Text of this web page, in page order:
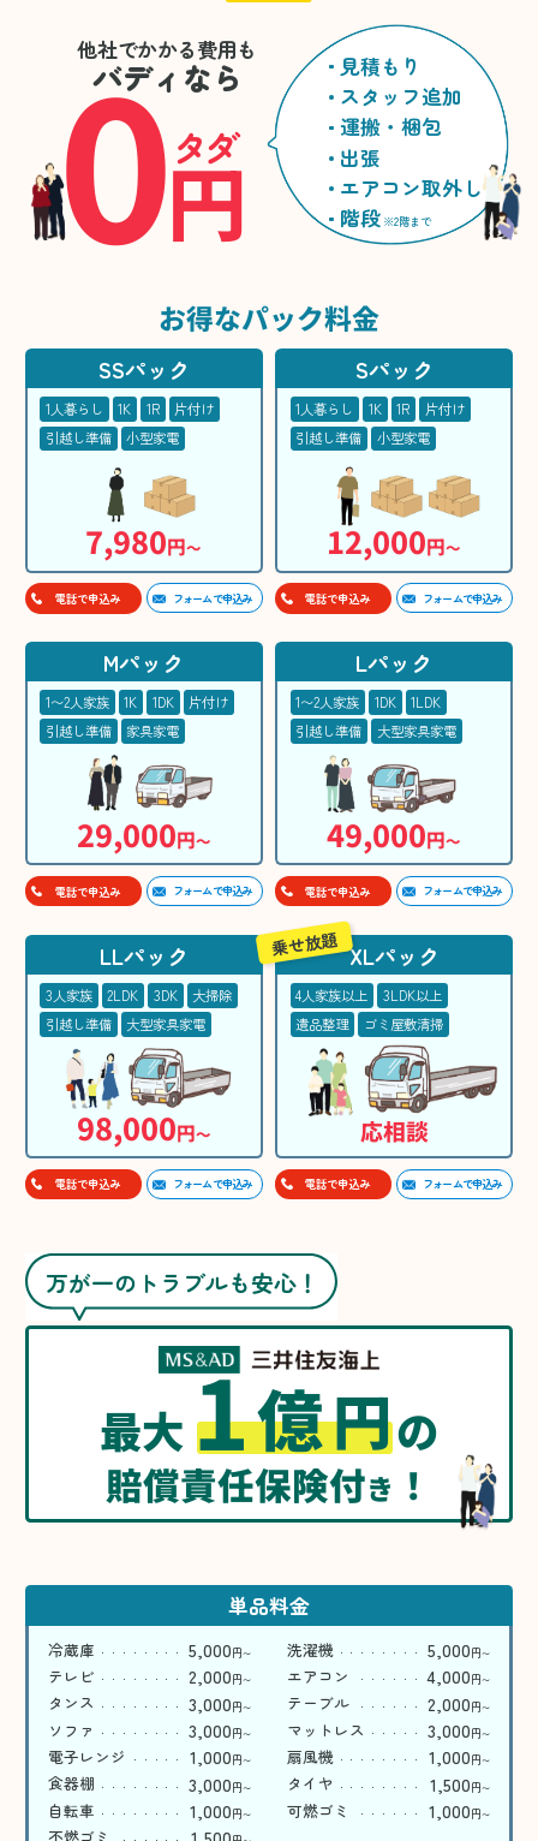
他社でかかる費用も
バディなら
0円
タダ
見積もり
スタッフ追加
運搬・梱包
出張
エアコン取外し
階段 ※2階まで
お得なパック料金
SSパック
1人暮らし 1K 1R
片付け
引越し準備
小型家電
7,980円〜
電話で申込み フォームで申込み
Sパック
1人暮らし 1K 1R
片付け
引越し準備
小型家電
12,000円〜
電話で申込み フォームで申込み
Mパック
1〜2人家族 1K 1DK
片付け
引越し準備
家具家電
29,000円〜
電話で申込み フォームで申込み
Lパック
1〜2人家族 1DK
1LDK
引越し準備
大型家具家電
49,000円〜
電話で申込み フォームで申込み
LLパック
3人家族 2LDK 3DK
大掃除
引越し準備
大型家具家電
98,000円〜
電話で申込み フォームで申込み
XLパック
4人家族以上
3LDK以上
遺品整理
ゴミ屋敷清掃
応相談
乗せ放題
電話で申込み フォームで申込み
万が一のトラブルも安心！
最大1億円の
賠償責任保険付き ！
単品料金
冷蔵庫 5,000円〜 洗濯機 5,000円〜
テレビ 2,000円〜 エアコン 4,000円〜
タンス 3,000円〜 テーブル 2,000円〜
ソファ 3,000円〜 マットレス 3,000円〜
電子レンジ 1,000円〜 扇風機 1,000円〜
食器棚 3,000円〜 タイヤ 1,500円〜
自転車 1,000円〜 可燃ゴミ 1,000円〜